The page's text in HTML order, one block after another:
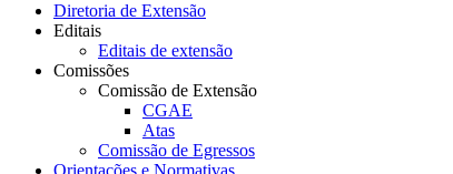
Diretoria de Extensão
Editais
Editais de extensão
Comissões
Comissão de Extensão
CGAE
Atas
Comissão de Egressos